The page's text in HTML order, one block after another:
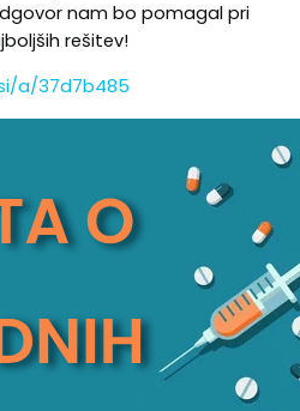
nam bo pomagal pri
rešitev!
a/37d7b485